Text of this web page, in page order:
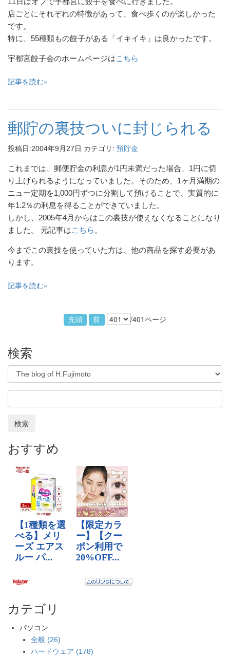
11日はオフで宇都宮に餃子を食べに行きました。
店ごとにそれぞれの特徴があって、食べ歩くのが楽しかった
です。
特に、55種類もの餃子がある「イキイキ」は良かったです。
宇都宮餃子会のホームページはこちら
記事を読む
郵貯の裏技ついに封じられる
投稿日:2004年9月27日 カテゴリ: 預貯金
これまでは、郵便貯金の利息が1円未満だった場合、1円に切
り上げられるようになっていました。そのため、1ヶ月満期の
ニュー定期を1,000円ずつに分割して預けることで、実質的に
年1.2％の利息を得ることができていました。
しかし、2005年4月からはこの裏技が使えなくなることになり
ました。 元記事はこちら 。
今までこの裏技を使っていた方は、他の商品を探す必要があ
ります。
記事を読む
先頭 前 /401ページ
検索
検索
おすすめ
カテゴリ
パソコン
全般 (26)
ハードウェア (178)